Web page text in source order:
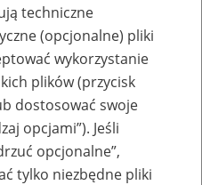
techniczne
(opcjonalne) pliki
wykorzystanie
plików (przycisk
dostosować swoje
opcjami”). Jeśli
opcjonalne”,
tylko niezbędne pliki